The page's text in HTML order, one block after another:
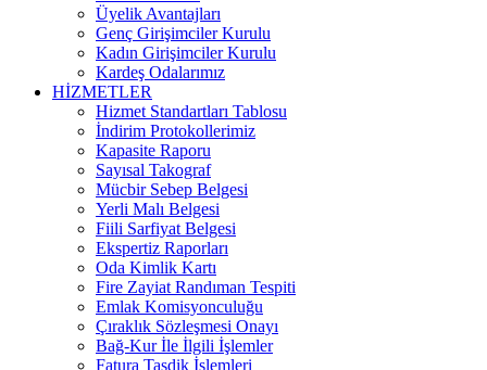
Üyelik Avantajları
Genç Girişimciler Kurulu
Kadın Girişimciler Kurulu
Kardeş Odalarımız
HİZMETLER
Hizmet Standartları Tablosu
İndirim Protokollerimiz
Kapasite Raporu
Sayısal Takograf
Mücbir Sebep Belgesi
Yerli Malı Belgesi
Fiili Sarfiyat Belgesi
Ekspertiz Raporları
Oda Kimlik Kartı
Fire Zayiat Randıman Tespiti
Emlak Komisyonculuğu
Çıraklık Sözleşmesi Onayı
Bağ-Kur İle İlgili İşlemler
Fatura Tasdik İşlemleri